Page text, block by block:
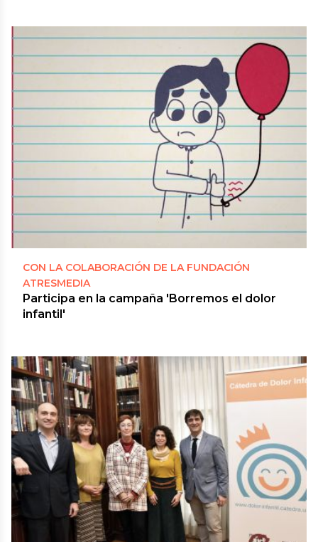
CON LA COLABORACIÓN DE LA FUNDACIÓN
ATRESMEDIA
Participa en la campaña 'Borremos el dolor
infantil'